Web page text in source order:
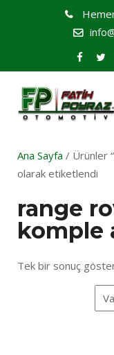
Ana Sayfa / Ürünler
olarak etiketlendi
range
komple
Tek bir sonuç